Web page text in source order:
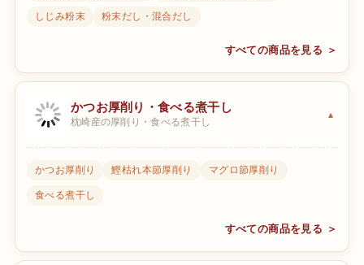
しじみ粉末 粉末だし・混合だし
すべての商品を見る ＞
かつお厚削り・食べる煮干し
枕崎産の厚削り・食べる煮干し
かつお厚削り 鰹枯れ本節厚削り マグロ節厚削り
食べる煮干し
すべての商品を見る ＞